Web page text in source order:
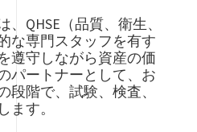
QHSE（品質、衛生、
な専門スタッフを有す
遵守しながら資産の価
パートナーとして、お
段階で、試験、検査、
ます。